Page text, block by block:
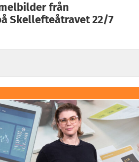
från
Skellefteåtravet 22/7